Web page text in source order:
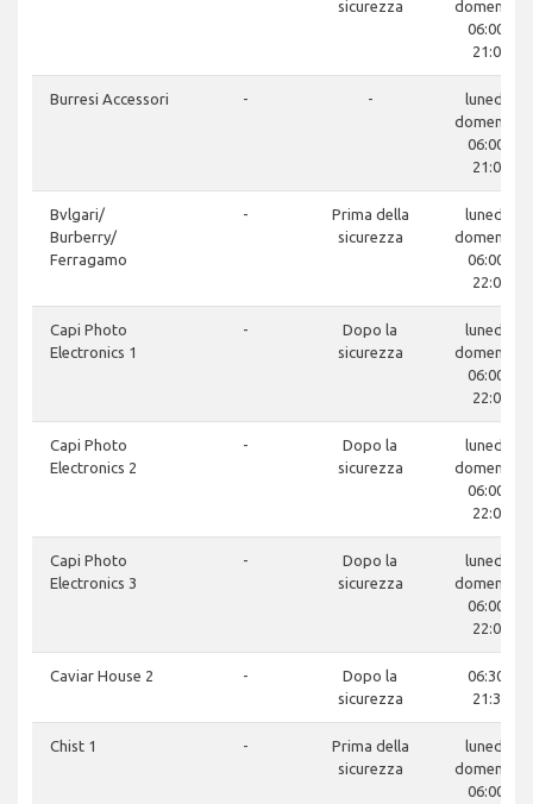
sicurezza
domenica:
06:00 -
21:00
Burresi Accessori - -
lunedì -
domenica:
06:00 -
21:00
Bvlgari/
Burberry/
Ferragamo
-
Prima della
sicurezza
lunedì -
domenica:
06:00 -
22:00
Capi Photo
Electronics 1
-
Dopo la
sicurezza
lunedì -
domenica:
06:00 -
22:00
Capi Photo
Electronics 2
-
Dopo la
sicurezza
lunedì -
domenica:
06:00 -
22:00
Capi Photo
Electronics 3
-
Dopo la
sicurezza
lunedì -
domenica:
06:00 -
22:00
Caviar House 2 -
Dopo la
sicurezza
06:30 -
21:30
Chist 1 -
Prima della
sicurezza
lunedì -
domenica:
06:00 -